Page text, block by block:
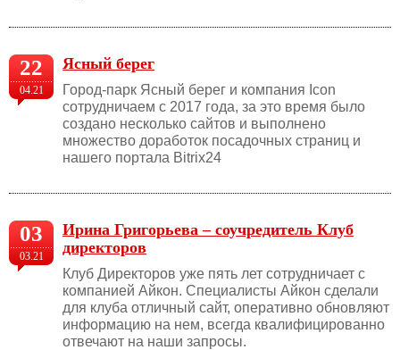
22
04.21
Ясный берег
Город-парк Ясный берег и компания Icon
сотрудничаем с 2017 года, за это время было
создано несколько сайтов и выполнено
множество доработок посадочных страниц и
нашего портала Bitrix24
03
03.21
Ирина Григорьева – соучредитель Клуб
директоров
Клуб Директоров уже пять лет сотрудничает с
компанией Айкон. Специалисты Айкон сделали
для клуба отличный сайт, оперативно обновляют
информацию на нем, всегда квалифицированно
отвечают на наши запросы.